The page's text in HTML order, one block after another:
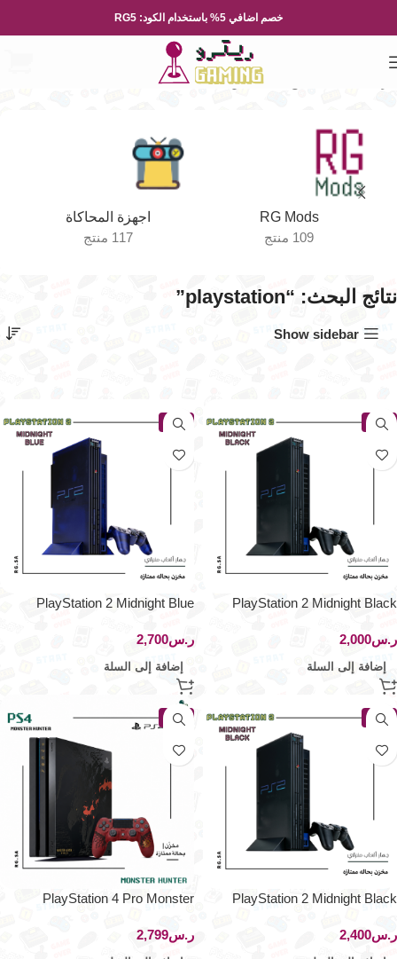
خصم اضافي 5% باستخدام الكود: RG5
نتائج البحث عن “playstation”
RG Mods
109 منتج
اجهزة المحاكاة
117 منتج
نتائج البحث: “playstation”
Show sidebar
جديد
PlayStation 2 Midnight Black
ر.س
إضافة إلى السلة
جديد
PlayStation 2 Midnight Blue
ر.س
إضافة إلى السلة
جديد
PlayStation 2 Midnight Black
ر.س
جديد
PlayStation 4 Pro Monster
1TB – CUHJ-10020
ر.س